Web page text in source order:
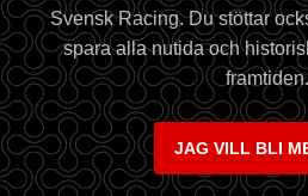
Svensk Racing. Du stöttar
spara alla nutida och
framtiden.
JAG VILL BLI